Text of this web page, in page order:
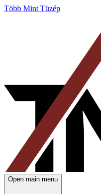
Több Mint Tüzép
Open main menu